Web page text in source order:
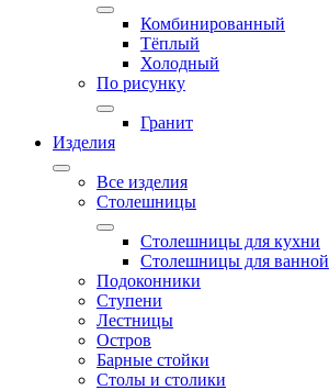
Комбинированный
Тёплый
Холодный
По рисунку
Гранит
Изделия
Все изделия
Столешницы
Столешницы для кухни
Столешницы для ванной
Подоконники
Ступени
Лестницы
Остров
Барные стойки
Столы и столики